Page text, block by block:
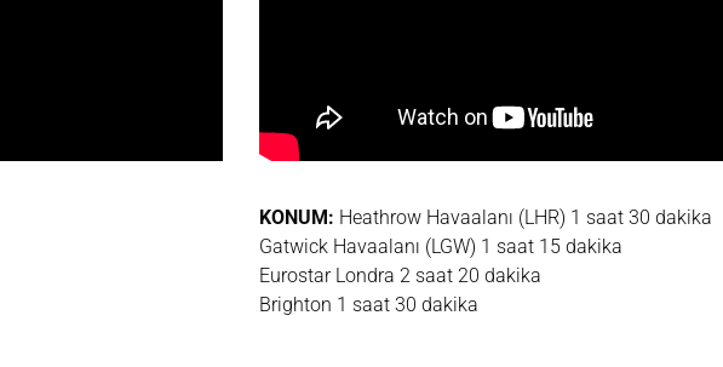
KONUM: Heathrow Havaalanı (LHR) 1 saat 30 dakika
Gatwick Havaalanı (LGW) 1 saat 15 dakika
Eurostar Londra 2 saat 20 dakika
Brighton 1 saat 30 dakika